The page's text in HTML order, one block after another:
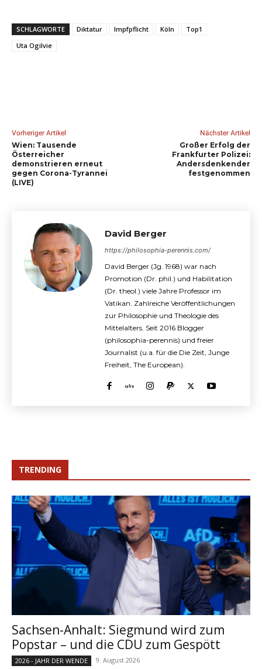
SCHLAGWORTE Diktatur Impfpflicht Köln
Top1
Uta Ogilvie
Vorheriger Artikel
Wien: Tausende
Österreicher
demonstrieren erneut
gegen Corona-Tyrannei
(LIVE)
Nächster Artikel
Großer Erfolg der
Frankfurter Polizei:
Andersdenkender
festgenommen
David Berger
https://philosophia-perennis.com/
David Berger (Jg. 1968) war nach
Promotion (Dr. phil.) und Habilitation
(Dr. theol.) viele Jahre Professor im
Vatikan. Zahlreiche Veröffentlichungen
zur Philosophie und Theologie des
Mittelalters. Seit 2016 Blogger
(philosophia-perennis) und freier
Journalist (u.a. für die Die Zeit, Junge
Freiheit, The European).
TRENDING
Sachsen-Anhalt: Siegmund wird zum
Popstar – und die CDU zum Gespött
2026 - JAHR DER WENDE 9. August 2026